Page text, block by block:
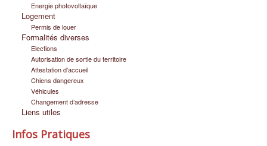
Energie photovoltaïque
Logement
Permis de louer
Formalités diverses
Elections
Autorisation de sortie du territoire
Attestation d’accueil
Chiens dangereux
Véhicules
Changement d’adresse
Liens utiles
Infos Pratiques